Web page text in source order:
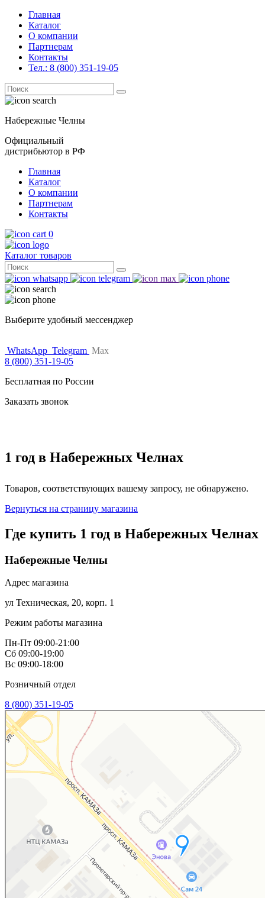
Главная
Каталог
О компании
Партнерам
Контакты
Тел.: 8 (800) 351-19-05
Поиск
for:
Набережные Челны
Официальный
дистрибьютор в РФ
Главная
Каталог
О компании
Партнерам
Контакты
0
Каталог товаров
Поиск
for:
Выберите удобный мессенджер
WhatsApp Telegram Max
8 (800) 351-19-05
Бесплатная по России
Заказать звонок
1 год в Набережных Челнах
Товаров, соответствующих вашему запросу, не обнаружено.
Вернуться на страницу магазина
Где купить 1 год в Набережных Челнах
Набережные Челны
Адрес магазина
ул Техническая, 20, корп. 1
Режим работы магазина
Пн-Пт 09:00-21:00
Сб 09:00-19:00
Вс 09:00-18:00
Розничный отдел
8 (800) 351-19-05